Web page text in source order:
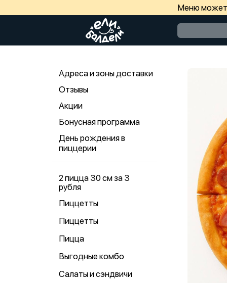
Меню может
Адреса и зоны доставки
Отзывы
Акции
Бонусная программа
День рождения в
пиццерии
2 пицца 30 см за 3
рубля
Пиццетты
Пиццетты
Пицца
Выгодные комбо
Салаты и сэндвичи